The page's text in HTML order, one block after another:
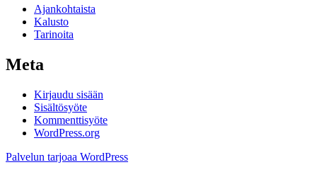
Ajankohtaista
Kalusto
Tarinoita
Meta
Kirjaudu sisään
Sisältösyöte
Kommenttisyöte
WordPress.org
Palvelun tarjoaa WordPress